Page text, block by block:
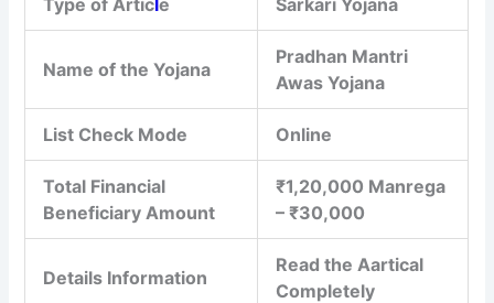
Name of the Yojana
Pradhan Mantri
Awas Yojana
List Check Mode Online
Total Financial
Beneficiary Amount
₹1,20,000 Manrega
– ₹30,000
Details Information
Read the Aartical
Completely